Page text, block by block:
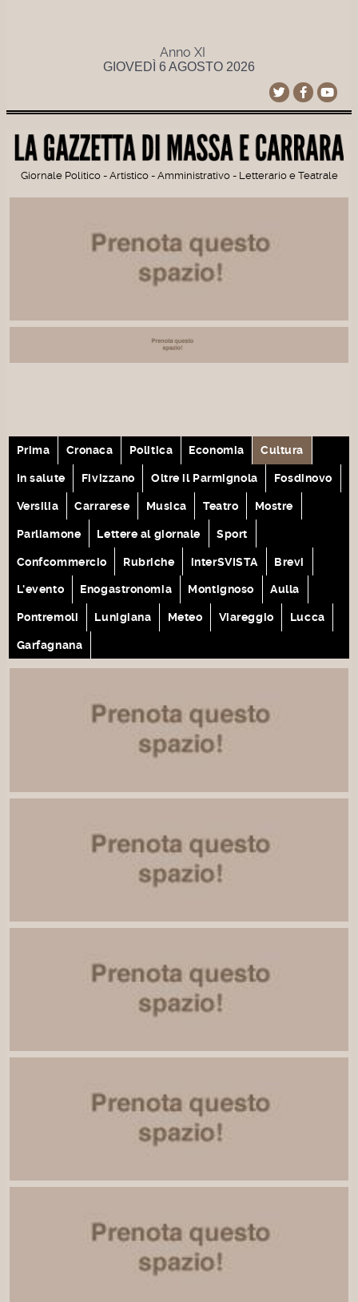
Anno XI
GIOVEDÌ 6 AGOSTO 2026
Giornale Politico - Artistico - Amministrativo - Letterario e Teatrale
Prima Cronaca Politica Economia Cultura
In salute Fivizzano Oltre il Parmignola Fosdinovo
Versilia Carrarese Musica Teatro Mostre
Parliamone Lettere al giornale Sport
Confcommercio Rubriche interSVISTA Brevi
L'evento Enogastronomia Montignoso Aulla
Pontremoli Lunigiana Meteo Viareggio Lucca
Garfagnana